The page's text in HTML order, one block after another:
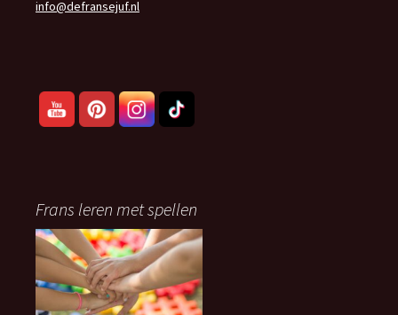
info@defransejuf.nl
Frans leren met spellen